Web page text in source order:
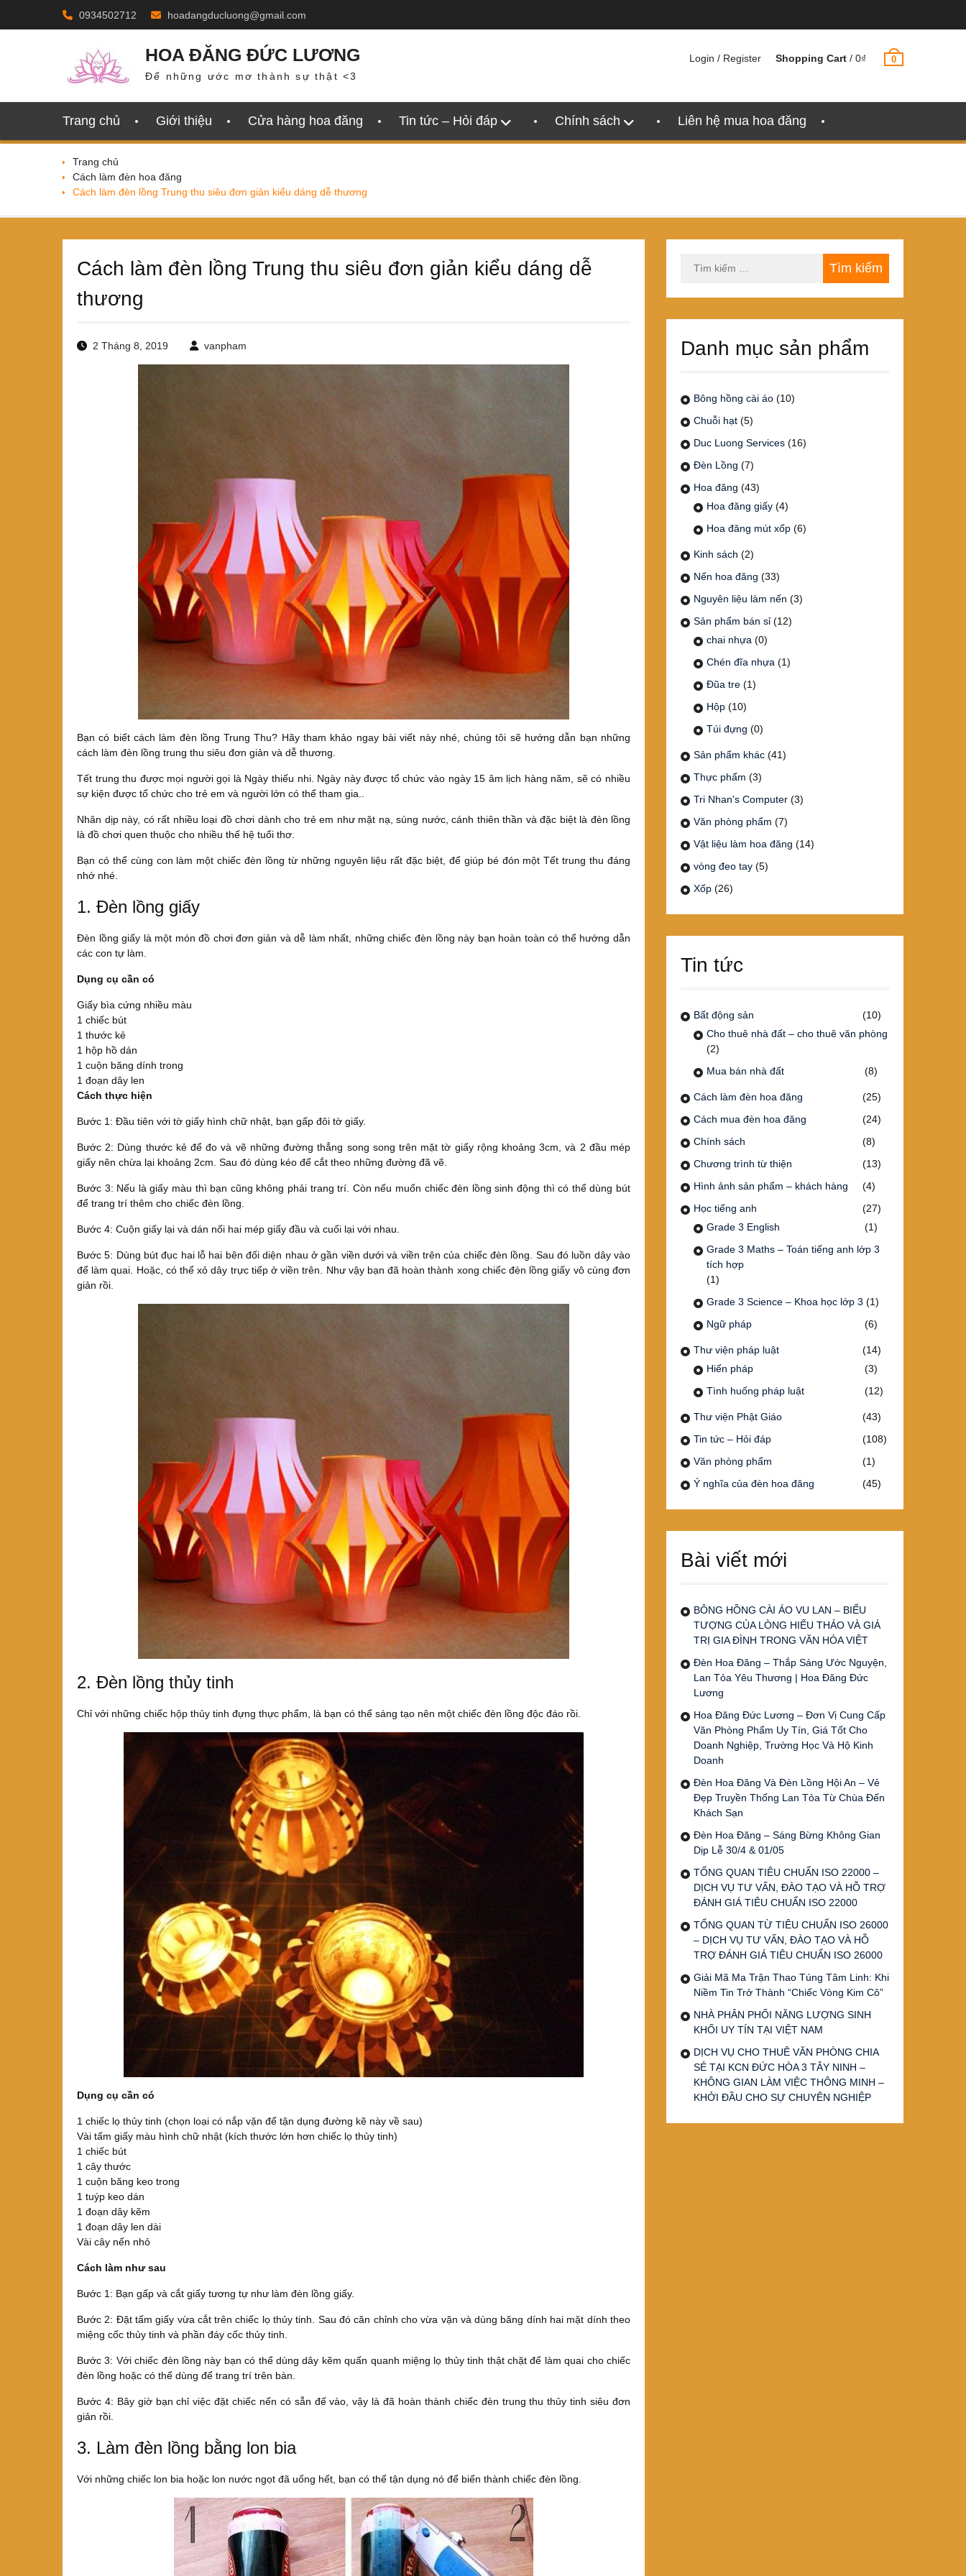
0934502712 hoadangducluong@gmail.com
HOA ĐĂNG ĐỨC LƯƠNG
Để những ước mơ thành sự thật <3
Login / Register Shopping Cart / 0₫ 0
Trang chủ Giới thiệu Cửa hàng hoa đăng Tin tức – Hỏi đáp Chính sách Liên hệ mua hoa đăng
Trang chủ
Cách làm đèn hoa đăng
Cách làm đèn lồng Trung thu siêu đơn giản kiểu dáng dễ thương
Cách làm đèn lồng Trung thu siêu đơn giản kiểu dáng dễ
thương
2 Tháng 8, 2019 vanpham
Bạn có biết cách làm đèn lồng Trung Thu? Hãy tham khảo ngay bài viết này nhé, chúng tôi sẽ hướng dẫn bạn những
cách làm đèn lồng trung thu siêu đơn giản và dễ thương.
Tết trung thu được mọi người gọi là Ngày thiếu nhi. Ngày này được tổ chức vào ngày 15 âm lịch hàng năm, sẽ có nhiều
sự kiện được tổ chức cho trẻ em và người lớn có thể tham gia..
Nhân dịp này, có rất nhiều loại đồ chơi dành cho trẻ em như mặt nạ, súng nước, cánh thiên thần và đặc biệt là đèn lồng
là đồ chơi quen thuộc cho nhiều thế hệ tuổi thơ.
Bạn có thể cùng con làm một chiếc đèn lồng từ những nguyên liệu rất đặc biệt, để giúp bé đón một Tết trung thu đáng
nhớ nhé.
1. Đèn lồng giấy
Đèn lồng giấy là một món đồ chơi đơn giản và dễ làm nhất, những chiếc đèn lồng này bạn hoàn toàn có thể hướng dẫn
các con tự làm.
Dụng cụ cần có
Giấy bìa cứng nhiều màu
1 chiếc bút
1 thước kẻ
1 hộp hồ dán
1 cuộn băng dính trong
1 đoạn dây len
Cách thực hiện
Bước 1: Đầu tiên với tờ giấy hình chữ nhật, bạn gấp đôi tờ giấy.
Bước 2: Dùng thước kẻ để đo và vẽ những đường thẳng song song trên mặt tờ giấy rộng khoảng 3cm, và 2 đầu mép
giấy nên chừa lại khoảng 2cm. Sau đó dùng kéo để cắt theo những đường đã vẽ.
Bước 3: Nếu là giấy màu thì bạn cũng không phải trang trí. Còn nếu muốn chiếc đèn lồng sinh động thì có thể dùng bút
để trang trí thêm cho chiếc đèn lồng.
Bước 4: Cuộn giấy lại và dán nối hai mép giấy đầu và cuối lại với nhau.
Bước 5: Dùng bút đục hai lỗ hai bên đối diện nhau ở gần viền dưới và viền trên của chiếc đèn lồng. Sau đó luồn dây vào
để làm quai. Hoặc, có thể xỏ dây trực tiếp ở viền trên. Như vậy bạn đã hoàn thành xong chiếc đèn lồng giấy vô cùng đơn
giản rồi.
2. Đèn lồng thủy tinh
Chỉ vởi những chiếc hộp thủy tinh đựng thực phẩm, là bạn có thể sáng tạo nên một chiếc đèn lồng độc đáo rồi.
Dụng cụ cần có
1 chiếc lọ thủy tinh (chọn loại có nắp vặn để tận dụng đường kẽ này về sau)
Vài tấm giấy màu hình chữ nhật (kích thước lớn hơn chiếc lọ thủy tinh)
1 chiếc bút
1 cây thước
1 cuộn băng keo trong
1 tuýp keo dán
1 đoạn dây kẽm
1 đoạn dây len dài
Vài cây nến nhỏ
Cách làm như sau
Bước 1: Bạn gấp và cắt giấy tương tự như làm đèn lồng giấy.
Bước 2: Đặt tấm giấy vừa cắt trên chiếc lọ thủy tinh. Sau đó căn chỉnh cho vừa vặn và dùng băng dính hai mặt dính theo
miệng cốc thủy tinh và phần đáy cốc thủy tinh.
Bước 3: Với chiếc đèn lồng này bạn có thể dùng dây kẽm quấn quanh miệng lọ thủy tinh thật chặt để làm quai cho chiếc
đèn lồng hoặc có thể dùng để trang trí trên bàn.
Bước 4: Bây giờ bạn chỉ việc đặt chiếc nến có sẵn đế vào, vậy là đã hoàn thành chiếc đèn trung thu thủy tinh siêu đơn
giản rồi.
3. Làm đèn lồng bằng lon bia
Với những chiếc lon bia hoặc lon nước ngọt đã uống hết, bạn có thể tận dụng nó để biến thành chiếc đèn lồng.
kiếm
Danh mục sản phẩm
Bông hồng cài áo (10)
Chuỗi hạt (5)
Duc Luong Services (16)
Đèn Lồng (7)
Hoa đăng (43)
Hoa đăng giấy (4)
Hoa đăng mút xốp (6)
Kinh sách (2)
Nến hoa đăng (33)
Nguyên liệu làm nến (3)
Sản phẩm bán sỉ (12)
chai nhựa (0)
Chén đĩa nhựa (1)
Đũa tre (1)
Hộp (10)
Túi đựng (0)
Sản phẩm khác (41)
Thực phẩm (3)
Tri Nhan's Computer (3)
Văn phòng phẩm (7)
Vật liệu làm hoa đăng (14)
vòng đeo tay (5)
Xốp (26)
Tin tức
Bất động sản
(10)
Cho thuê nhà đất – cho thuê văn phòng
(2)
Mua bán nhà đất
(8)
Cách làm đèn hoa đăng
(25)
Cách mua đèn hoa đăng
(24)
Chính sách
(8)
Chương trình từ thiện
(13)
Hình ảnh sản phẩm – khách hàng
(4)
Học tiếng anh
(27)
Grade 3 English
(1)
Grade 3 Maths – Toán tiếng anh lớp 3
tích hợp
(1)
Grade 3 Science – Khoa học lớp 3 (1)
Ngữ pháp
(6)
Thư viện pháp luật
(14)
Hiến pháp
(3)
Tình huống pháp luật
(12)
Thư viện Phật Giáo
(43)
Tin tức – Hỏi đáp
(108)
Văn phòng phẩm
(1)
Ý nghĩa của đèn hoa đăng
(45)
Bài viết mới
BÔNG HỒNG CÀI ÁO VU LAN – BIỂU
TƯỢNG CỦA LÒNG HIẾU THẢO VÀ GIÁ
TRỊ GIA ĐÌNH TRONG VĂN HÓA VIỆT
Đèn Hoa Đăng – Thắp Sáng Ước Nguyện,
Lan Tỏa Yêu Thương | Hoa Đăng Đức
Lương
Hoa Đăng Đức Lương – Đơn Vị Cung Cấp
Văn Phòng Phẩm Uy Tín, Giá Tốt Cho
Doanh Nghiệp, Trường Học Và Hộ Kinh
Doanh
Đèn Hoa Đăng Và Đèn Lồng Hội An – Vẻ
Đẹp Truyền Thống Lan Tỏa Từ Chùa Đến
Khách Sạn
Đèn Hoa Đăng – Sáng Bừng Không Gian
Dịp Lễ 30/4 & 01/05
TỔNG QUAN TIÊU CHUẨN ISO 22000 –
DỊCH VỤ TƯ VẤN, ĐÀO TẠO VÀ HỖ TRỢ
ĐÁNH GIÁ TIÊU CHUẨN ISO 22000
TỔNG QUAN TỪ TIÊU CHUẨN ISO 26000
– DỊCH VỤ TƯ VẤN, ĐÀO TẠO VÀ HỖ
TRỢ ĐÁNH GIÁ TIÊU CHUẨN ISO 26000
Giải Mã Ma Trận Thao Túng Tâm Linh: Khi
Niềm Tin Trở Thành “Chiếc Vòng Kim Cô”
NHÀ PHÂN PHỐI NĂNG LƯỢNG SINH
KHỐI UY TÍN TẠI VIỆT NAM
DỊCH VỤ CHO THUÊ VĂN PHÒNG CHIA
SẺ TẠI KCN ĐỨC HÒA 3 TÂY NINH –
KHÔNG GIAN LÀM VIỆC THÔNG MINH –
KHỞI ĐẦU CHO SỰ CHUYÊN NGHIỆP